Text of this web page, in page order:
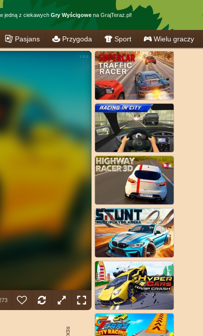
jedną z ciekawych Gry Wyścigowena GrajTeraz.pl!
Pasjans Przygoda Sport Wielu graczy